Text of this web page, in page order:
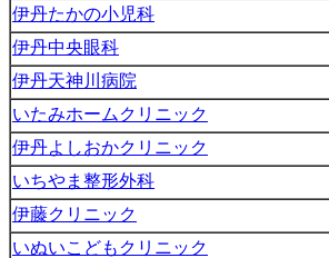
伊丹たかの小児科
伊丹中央眼科
伊丹天神川病院
いたみホームクリニック
伊丹よしおかクリニック
いちやま整形外科
伊藤クリニック
いぬいこどもクリニック